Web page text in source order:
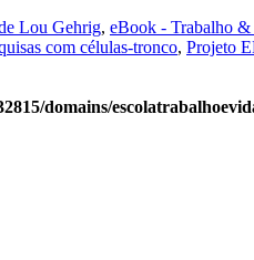
Lou Gehrig, eBook - Trabalho &
com células-tronco, Projeto
domains/